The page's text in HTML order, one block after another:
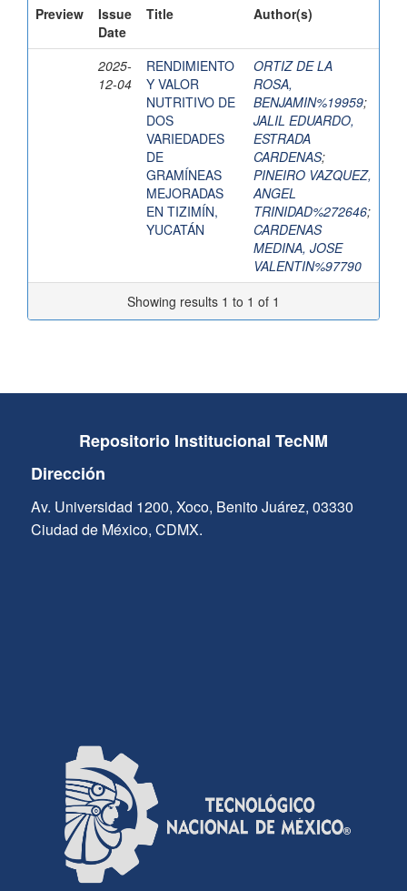
Preview
Issue
Date
Title Author(s)
2025-
12-04
RENDIMIENTO
Y VALOR
NUTRITIVO DE
DOS
VARIEDADES
DE
GRAMÍNEAS
MEJORADAS
EN TIZIMÍN,
YUCATÁN
ORTIZ DE LA
ROSA,
BENJAMIN%19959;
JALIL EDUARDO,
ESTRADA
CARDENAS;
PINEIRO VAZQUEZ,
ANGEL
TRINIDAD%272646;
CARDENAS
MEDINA, JOSE
VALENTIN%97790
Showing results 1 to 1 of 1
Repositorio Institucional TecNM
Dirección
Av. Universidad 1200, Xoco, Benito Juárez, 03330
Ciudad de México, CDMX.